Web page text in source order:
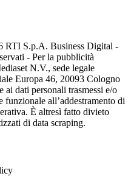
RTI S.p.A. Business Digital -
- Per la pubblicità
N.V., sede legale
Europa 46, 20093 Cologno
ai dati personali trasmessi e/o
all’addestramento di
È altresì fatto divieto
di data scraping.